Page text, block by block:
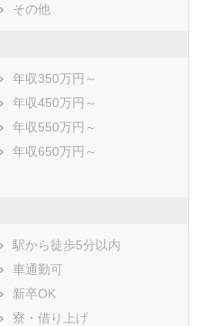
その他
年収350万円～
年収450万円～
年収550万円～
年収650万円～
駅から徒歩5分以内
車通勤可
新卒OK
寮・借り上げ